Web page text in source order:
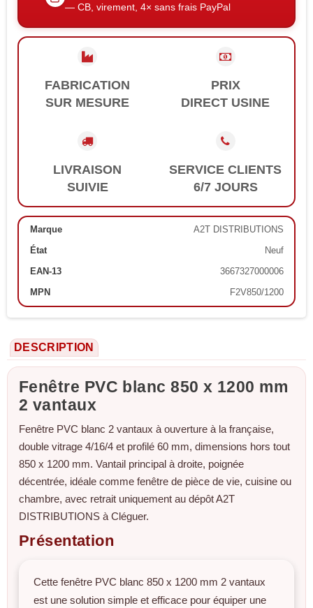
— CB, virement, 4× sans frais PayPal
FABRICATION
SUR MESURE
PRIX
DIRECT USINE
LIVRAISON
SUIVIE
SERVICE CLIENTS
6/7 JOURS
Marque
A2T DISTRIBUTIONS
État
Neuf
EAN-13
3667327000006
MPN
F2V850/1200
DESCRIPTION
Fenêtre PVC blanc 850 x 1200 mm
2 vantaux
Fenêtre PVC blanc 2 vantaux à ouverture à la française,
double vitrage 4/16/4 et profilé 60 mm, dimensions hors tout
850 x 1200 mm. Vantail principal à droite, poignée
décentrée, idéale comme fenêtre de pièce de vie, cuisine ou
chambre, avec retrait uniquement au dépôt A2T
DISTRIBUTIONS à Cléguer.
Présentation
Cette fenêtre PVC blanc 850 x 1200 mm 2 vantaux
est une solution simple et efficace pour équiper une